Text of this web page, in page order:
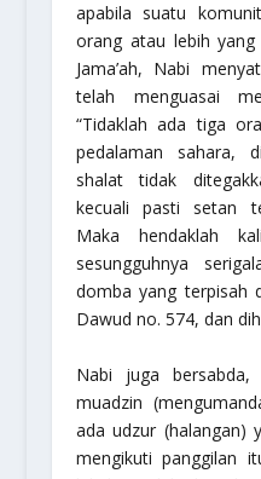
apabila suatu
orang atau lebih
Jama’ah, Nabi
telah menguasai
“Tidaklah ada tiga
pedalaman sahara,
shalat tidak
kecuali pasti setan
Maka hendaklah
sesungguhnya
domba yang terpisah
Dawud no. 574, dan
Nabi juga
muadzin
ada udzur (halangan)
mengikuti panggilan